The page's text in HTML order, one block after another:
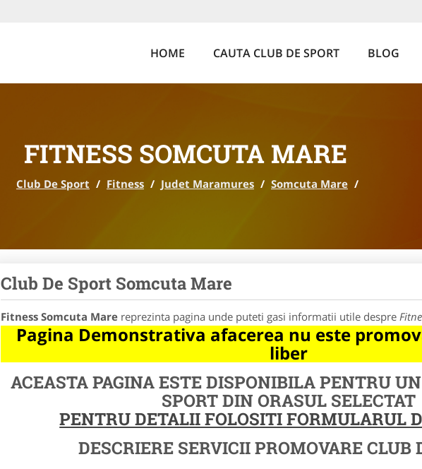
HOME CAUTA CLUB DE SPORT BLOG
FITNESS SOMCUTA MARE
Club De Sport / Fitness / Judet Maramures / Somcuta Mare /
Club De Sport Somcuta Mare
Fitness Somcuta Marereprezinta pagina unde puteti gasi informatii utile despre
Pagina Demonstrativa afacerea nu este
liber
ACEASTA PAGINA ESTE DISPONIBILA PENTRU
SPORT DIN ORASUL SELECTAT
PENTRU DETALII FOLOSITI FORMULARUL
DESCRIERE SERVICII PROMOVARE CLUB